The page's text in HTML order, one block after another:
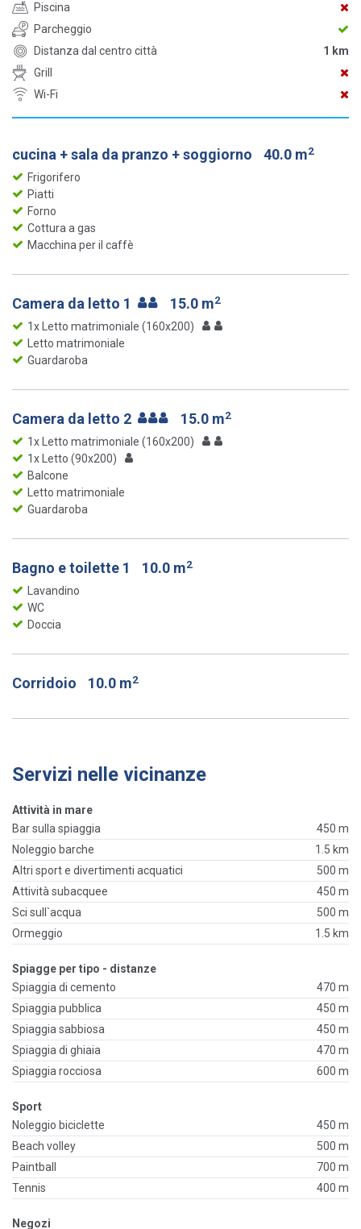
Piscina
Parcheggio
Distanza dal centro città
1 km
Grill
Wi-Fi
cucina + sala da pranzo + soggiorno 40.0 m2
Frigorifero
Piatti
Forno
Cottura a gas
Macchina per il caffè
Camera da letto 1 15.0 m2
1x Letto matrimoniale (160x200)
Letto matrimoniale
Guardaroba
Camera da letto 2 15.0 m2
1x Letto matrimoniale (160x200)
1x Letto (90x200)
Balcone
Letto matrimoniale
Guardaroba
Bagno e toilette 1 10.0 m2
Lavandino
WC
Doccia
Corridoio 10.0 m2
Servizi nelle vicinanze
Attività in mare
Bar sulla spiaggia
450 m
Noleggio barche
1.5 km
Altri sport e divertimenti acquatici
500 m
Attività subacquee
450 m
Sci sull`acqua
500 m
Ormeggio
1.5 km
Spiagge per tipo - distanze
Spiaggia di cemento
470 m
Spiaggia pubblica
450 m
Spiaggia sabbiosa
450 m
Spiaggia di ghiaia
470 m
Spiaggia rocciosa
600 m
Sport
Noleggio biciclette
450 m
Beach volley
500 m
Paintball
700 m
Tennis
400 m
Negozi